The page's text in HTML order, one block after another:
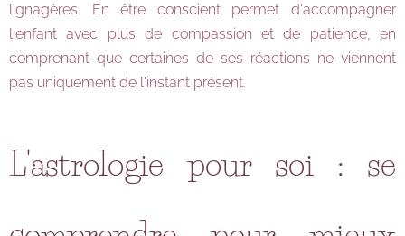
lignagères. En être conscient permet d'accompagner
l'enfant avec plus de compassion et de patience, en
comprenant que certaines de ses réactions ne viennent
pas uniquement de l'instant présent.
L'astrologie pour soi : se